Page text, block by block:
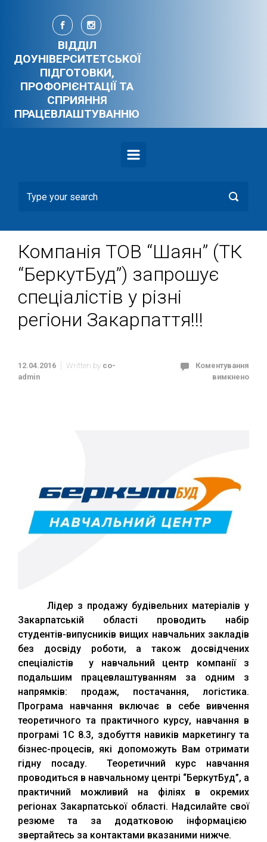
Skip to main content
ВІДДІЛ
ДОУНІВЕРСИТЕТСЬКОЇ
ПІДГОТОВКИ,
ПРОФОРІЄНТАЦІЇ ТА
СПРИЯННЯ
ПРАЦЕВЛАШТУВАННЮ
Компанія ТОВ “Шаян” (ТК
“БеркутБуд”) запрошує
спеціалістів у різні
регіони Закарпаття!!!
12.04.2016 Written by co-
admin
Коментування
вимкнено
Лідер з продажу будівельних матеріалів у
Закарпатській області проводить набір
студентів-випусників вищих навчальних закладів
без досвіду роботи, а також досвідчених
спеціалістів у навчальний центр компанії з
подальшим працевлаштуванням за одним з
напрямків: продаж, постачання, логістика.
Програма навчання включає в себе вивчення
теоретичного та практичного курсу, навчання в
програмі 1С 8.3, здобуття навиків маркетингу та
бізнес-процесів, які допоможуть Вам отримати
гідну посаду. Теоретичний курс навчання
проводиться в навчальному центрі “БеркутБуд”, а
практичний можливий на філіях в окремих
регіонах Закарпатської області. Надсилайте свої
резюме та за додатковою інформацією
звертайтесь за контактами вказаними нижче.